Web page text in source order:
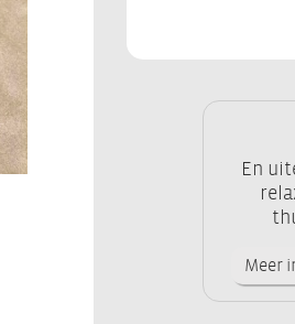
En
Meer